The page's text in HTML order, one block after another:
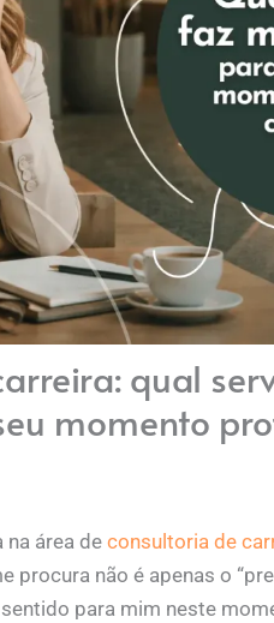
qual
momento
na área deconsultoria de
procura não é apenas o
para mim neste